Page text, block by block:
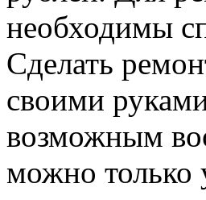
необходимы
Сделать
своими
возможным
можно только